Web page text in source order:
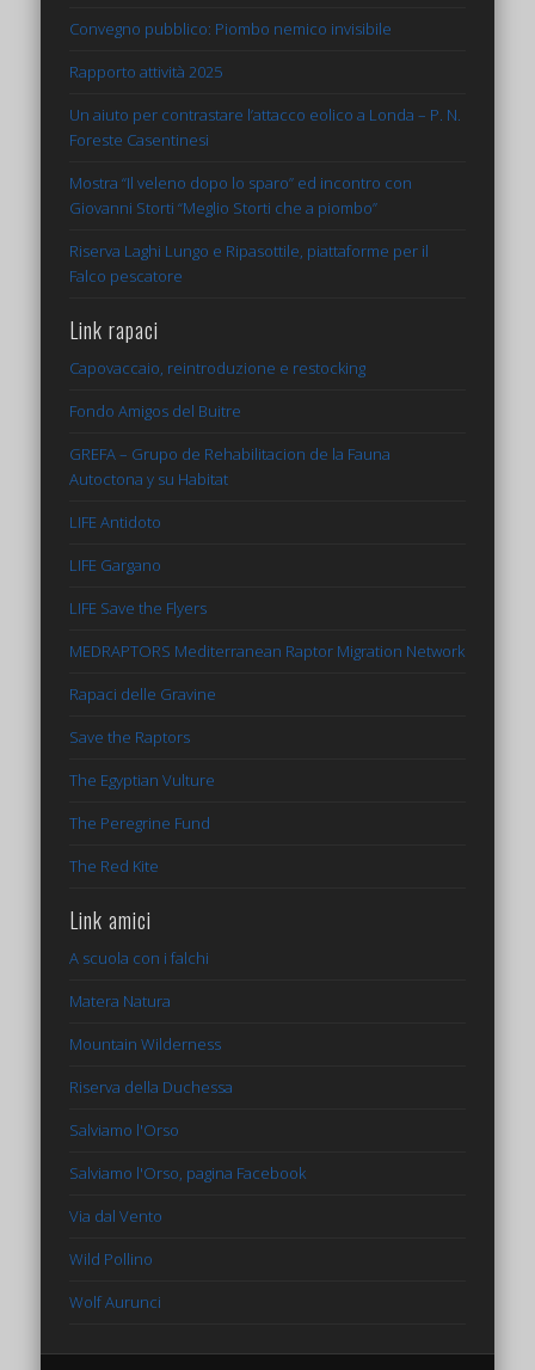
Convegno pubblico: Piombo nemico invisibile
Rapporto attività 2025
Un aiuto per contrastare l’attacco eolico a Londa – P. N.
Foreste Casentinesi
Mostra “Il veleno dopo lo sparo” ed incontro con
Giovanni Storti “Meglio Storti che a piombo”
Riserva Laghi Lungo e Ripasottile, piattaforme per il
Falco pescatore
Link rapaci
Capovaccaio, reintroduzione e restocking
Fondo Amigos del Buitre
GREFA – Grupo de Rehabilitacion de la Fauna
Autoctona y su Habitat
LIFE Antidoto
LIFE Gargano
LIFE Save the Flyers
MEDRAPTORS Mediterranean Raptor Migration Network
Rapaci delle Gravine
Save the Raptors
The Egyptian Vulture
The Peregrine Fund
The Red Kite
Link amici
A scuola con i falchi
Matera Natura
Mountain Wilderness
Riserva della Duchessa
Salviamo l'Orso
Salviamo l'Orso, pagina Facebook
Via dal Vento
Wild Pollino
Wolf Aurunci